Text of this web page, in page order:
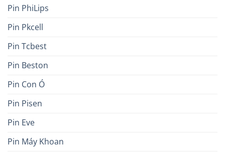
Pin PhiLips
Pin Pkcell
Pin Tcbest
Pin Beston
Pin Con Ó
Pin Pisen
Pin Eve
Pin Máy Khoan